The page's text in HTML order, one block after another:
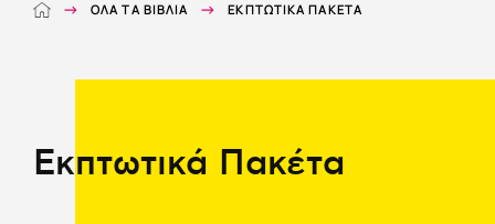
audiobooksΌΛΑ ΤΑ ΒΙΒΛΊΑ ΕΚΠΤΩΤΙΚΆ ΠΑΚΈΤΑ
Εκπτωτικά Πακέτα